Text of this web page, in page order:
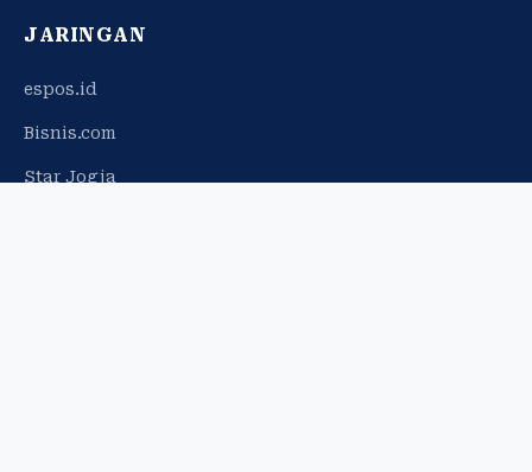
JARINGAN
espos.id
Bisnis.com
Star Jogja